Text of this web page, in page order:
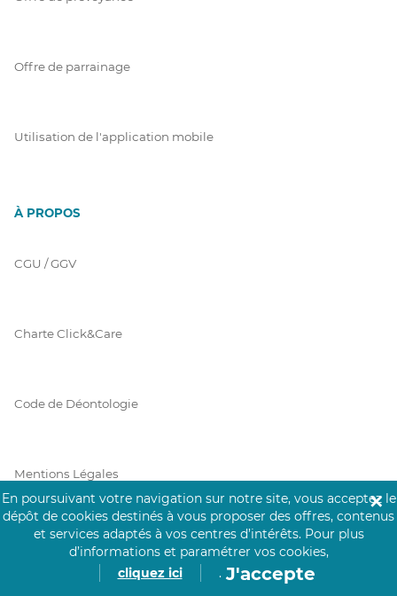
Offre de parrainage
Utilisation de l'application mobile
À PROPOS
CGU / GGV
Charte Click&Care
Code de Déontologie
Mentions Légales
Prérequis Click&Care
En poursuivant votre navigation sur notre site, vous acceptez le
dépôt de cookies destinés à vous proposer des offres, contenus
et services adaptés à vos centres d’intérêts. Pour plus
d’informations et paramétrer vos cookies,
cliquez ici
. J'accepte
✕